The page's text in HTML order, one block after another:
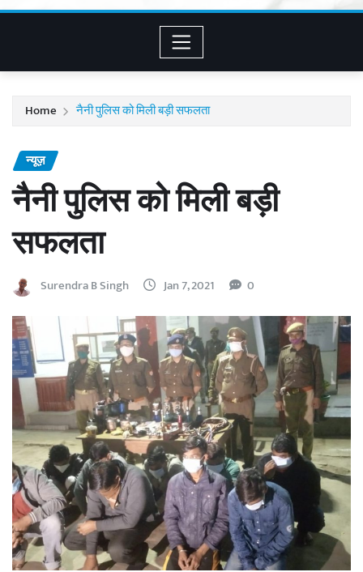
Home नैनी पुलिस को मिली बड़ी सफलता
न्यूज़
नैनी पुलिस को मिली बड़ी
सफलता
Surendra B Singh Jan 7, 2021 0